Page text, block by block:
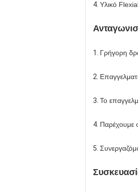
4. Υλικό
1. Γρήγορη
2.
3. Το
4. Παρέχουμε
5.